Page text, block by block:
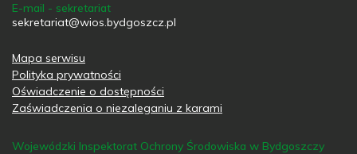
E-mail - sekretariat
sekretariat@wios.bydgoszcz.pl
Mapa serwisu
Polityka prywatności
Oświadczenie o dostępności
Zaświadczenia o niezaleganiu z karami
Wojewódzki Inspektorat Ochrony Środowiska w Bydgoszczy